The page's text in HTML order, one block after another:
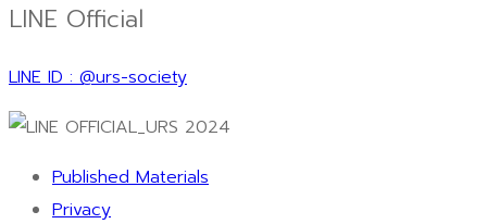
LINE Official
LINE ID : @urs-society
Published Materials
Privacy